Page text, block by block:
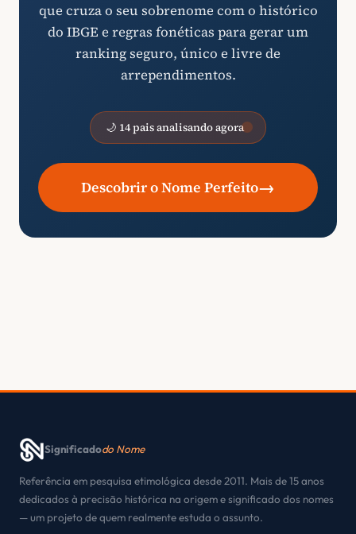
que cruza o seu sobrenome com o histórico
do IBGE e regras fonéticas para gerar um
ranking seguro, único e livre de
arrependimentos.
🌙 14 pais analisando agora
Descobrir o Nome Perfeito→
Significadodo Nome
Referência em pesquisa etimológica desde 2011. Mais de 15 anos
dedicados à precisão histórica na origem e significado dos nomes
— um projeto de quem realmente estuda o assunto.